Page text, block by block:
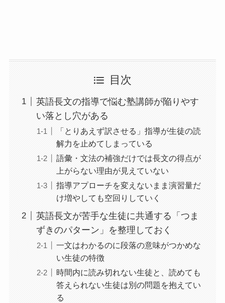
目次
英語長文の指導で悩む塾講師が陥りやす
い落とし穴がある
「とりあえず訳させる」指導が生徒の読
解力を止めてしまっている
語彙・文法の補強だけでは長文の得点が
上がらない理由が見えていない
指導アプローチを変えないまま演習量だ
け増やしても空回りしていく
英語長文が苦手な生徒に共通する「つま
ずきのパターン」を整理しておく
一文はわかるのに段落の意味がつかめな
い生徒の特徴
時間内に読み切れない生徒と、読めても
答えられない生徒は別の問題を抱えてい
る